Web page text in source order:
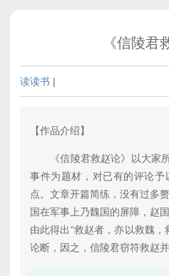
《信陵君
读读书 |
【作品介绍】
《信陵君救赵论》以大家所
事件为题材，对已有的评论
点。文章开篇简练，没有过多
国在军事上乃魏国的屏障，赵
由此得出“救赵者，亦以救魏
论断，因之，信陵君窃符救赵并